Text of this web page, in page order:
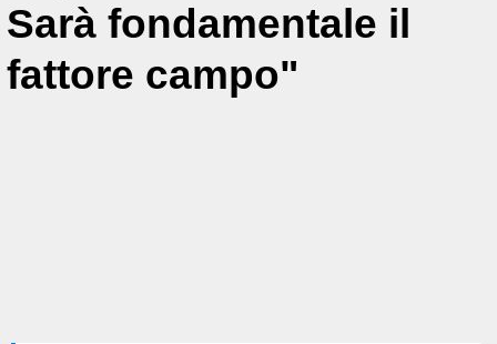
Sarà fondamentale il
fattore campo"